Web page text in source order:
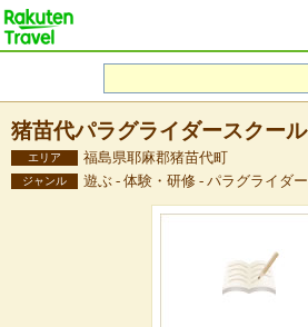
猪苗代パラグライダースクール
エリア 福島県耶麻郡猪苗代町
ジャンル 遊ぶ - 体験・研修 - パラグライダー